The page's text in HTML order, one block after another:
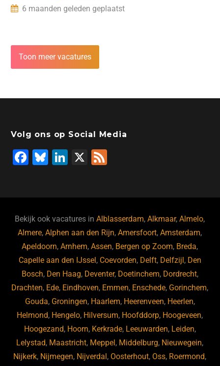
6 maanden geleden geplaatst
Toon meer vacatures
Volg ons op Social Media
F
b
o
o
k
Bl
ky
Li
dI
n
X
Bekijk ook vacatures inAlblasserdam,Alkmaar,Almelo,
Almere,Alphen aan den Rijn,Amersfoort,Amsterdam,
Apeldoorn,Arnhem,Assen, Bergen op Zoom, Breda,
Capelle aan den IJssel , Coevorden, Delft, Delfzijl , Den
Bosch, Den Haag, Deventer, Doetinchem, Dordrecht,
Drachten, Ede, Eindhoven, Emmen, Enschede, Gorinchem,
Gouda, Groningen, Haarlem, Heerenveen, Heerlen,
Helmond, Hengelo, Hilversum, Hoofddorp, Hoogeveen,
Hoogezand, Hoorn, Kerkrade, Leeuwarden, Leiden,
Lelystad, Maastricht, Meppel , Middelburg, Nieuwegein,
Nijkerk, Nijmegen, Nijverdal , Oosterhout, Oss, Roermond,